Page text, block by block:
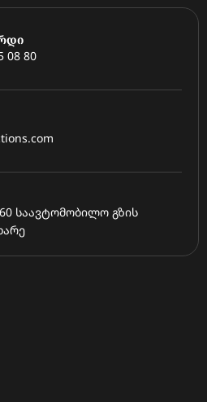
08 80
საავტომობილო გზის